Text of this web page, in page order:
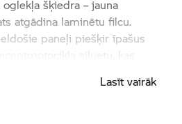
šķiedra – jauna
atgādina laminētu filcu.
paneļi piešķir īpašus
siluetu, kas
Lasīt vairāk